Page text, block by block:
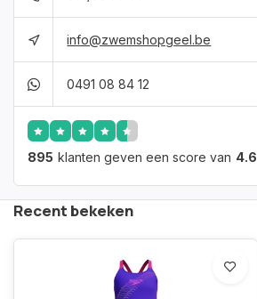
info@zwemshopgeel.be
0491 08 84 12
895 klanten geven een score van 4.6
Recent bekeken